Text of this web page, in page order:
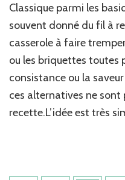
béchamel
inratable
Classique parmi les
souvent donné du fil à
casserole à faire
ou les briquettes toutes
consistance ou la
ces alternatives ne sont
recette.L’idée est très